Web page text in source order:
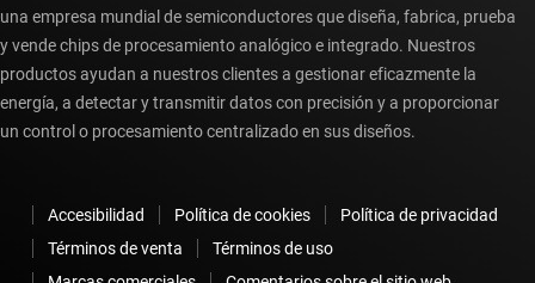
una empresa mundial de semiconductores que diseña, fabrica, prueba
y vende chips de procesamiento analógico e integrado. Nuestros
productos ayudan a nuestros clientes a gestionar eficazmente la
energía, a detectar y transmitir datos con precisión y a proporcionar
un control o procesamiento centralizado en sus diseños.
Accesibilidad Política de cookies
Política de privacidad
Términos de venta
Términos de uso